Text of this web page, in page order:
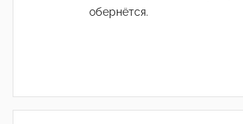
обернётся.